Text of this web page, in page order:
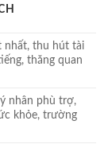
nhất, thu hút tài
thăng quan
nhân phù trợ,
khỏe, trường